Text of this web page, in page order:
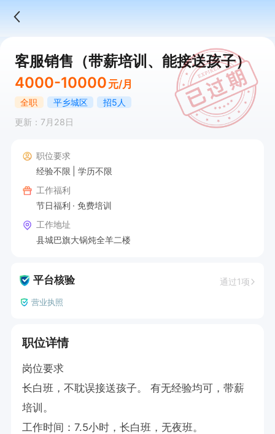
客服销售（带薪培训、能接送孩子）
4000-10000 元/月
全职 平乡城区
招5人
更新：7月28日
职位要求
经验不限
学历不限
工作福利
节日福利
免费培训
工作地址
县城巴旗大锅炖全羊二楼
平台核验 通过1项
营业执照
职位详情
岗位要求
长白班，不耽误接送孩子。 有无经验均可，带薪
培训。
工作时间：7.5小时，长白班，无夜班。